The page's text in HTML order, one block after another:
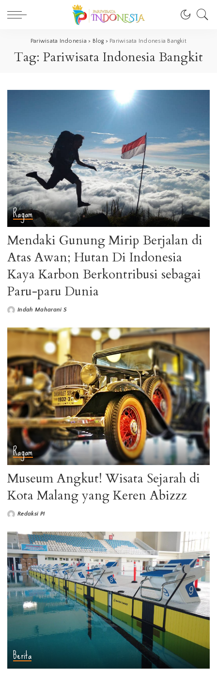
Pariwisata Indonesia > Blog > Pariwisata Indonesia Bangkit
Tag: Pariwisata Indonesia Bangkit
Ragam
Mendaki Gunung Mirip Berjalan di
Atas Awan; Hutan Di Indonesia
Kaya Karbon Berkontribusi sebagai
Paru-paru Dunia
Indah Maharani S
Ragam
Museum Angkut! Wisata Sejarah di
Kota Malang yang Keren Abizzz
Redaksi PI
Berita